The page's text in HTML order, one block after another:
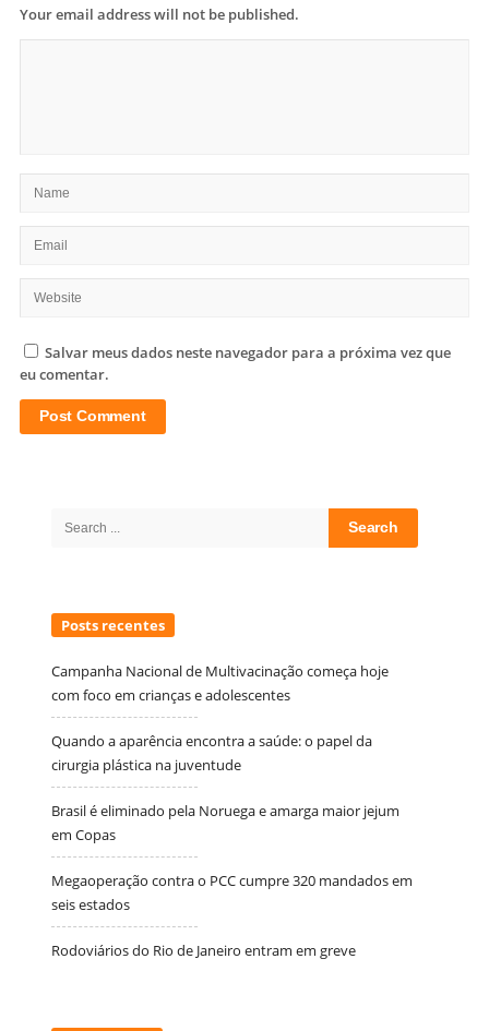
Your email address will not be published.
Salvar meus dados neste navegador para a próxima vez que
eu comentar.
Search
Posts recentes
Campanha Nacional de Multivacinação começa hoje
com foco em crianças e adolescentes
Quando a aparência encontra a saúde: o papel da
cirurgia plástica na juventude
Brasil é eliminado pela Noruega e amarga maior jejum
em Copas
Megaoperação contra o PCC cumpre 320 mandados em
seis estados
Rodoviários do Rio de Janeiro entram em greve